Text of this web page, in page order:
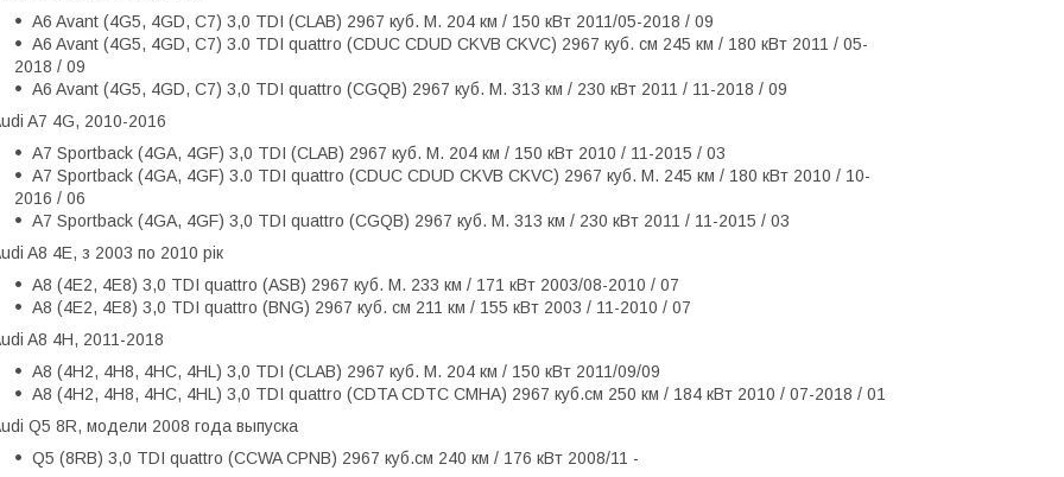
A6 Avant (4G5, 4GD, C7) 3,0 TDI (CLAB) 2967 куб. М. 204 км / 150 кВт 2011/05-2018 / 09
A6 Avant (4G5, 4GD, C7) 3.0 TDI quattro (CDUC CDUD CKVB CKVC) 2967 куб. см 245 км / 180 кВт 2011 / 05-
2018 / 09
A6 Avant (4G5, 4GD, C7) 3,0 TDI quattro (CGQB) 2967 куб. М. 313 км / 230 кВт 2011 / 11-2018 / 09
A7 4G, 2010-2016
A7 Sportback (4GA, 4GF) 3,0 TDI (CLAB) 2967 куб. М. 204 км / 150 кВт 2010 / 11-2015 / 03
A7 Sportback (4GA, 4GF) 3.0 TDI quattro (CDUC CDUD CKVB CKVC) 2967 куб. М. 245 км / 180 кВт 2010 / 10-
2016 / 06
A7 Sportback (4GA, 4GF) 3,0 TDI quattro (CGQB) 2967 куб. М. 313 км / 230 кВт 2011 / 11-2015 / 03
A8 4E, з 2003 по 2010 рік
A8 (4E2, 4E8) 3,0 TDI quattro (ASB) 2967 куб. М. 233 км / 171 кВт 2003/08-2010 / 07
A8 (4E2, 4E8) 3,0 TDI quattro (BNG) 2967 куб. см 211 км / 155 кВт 2003 / 11-2010 / 07
A8 4H, 2011-2018
A8 (4H2, 4H8, 4HC, 4HL) 3,0 TDI (CLAB) 2967 куб. М. 204 км / 150 кВт 2011/09/09
A8 (4H2, 4H8, 4HC, 4HL) 3,0 TDI quattro (CDTA CDTC CMHA) 2967 куб.см 250 км / 184 кВт 2010 / 07-2018 / 01
Q5 8R, модели 2008 года выпуска
Q5 (8RB) 3,0 TDI quattro (CCWA CPNB) 2967 куб.см 240 км / 176 кВт 2008/11 -